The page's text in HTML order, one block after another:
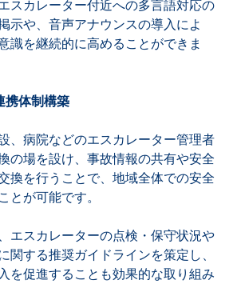
スカレーター付近への多言語対応の
示や、音声アナウンスの導入によ
識を継続的に高めることができま
携体制構築
、病院などのエスカレーター管理者
の場を設け、事故情報の共有や安全
換を行うことで、地域全体での安全
とが可能です。
エスカレーターの点検・保守状況や
関する推奨ガイドラインを策定し、
を促進することも効果的な取り組み